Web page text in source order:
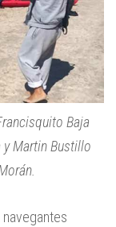
Baja
Martin Bustillo